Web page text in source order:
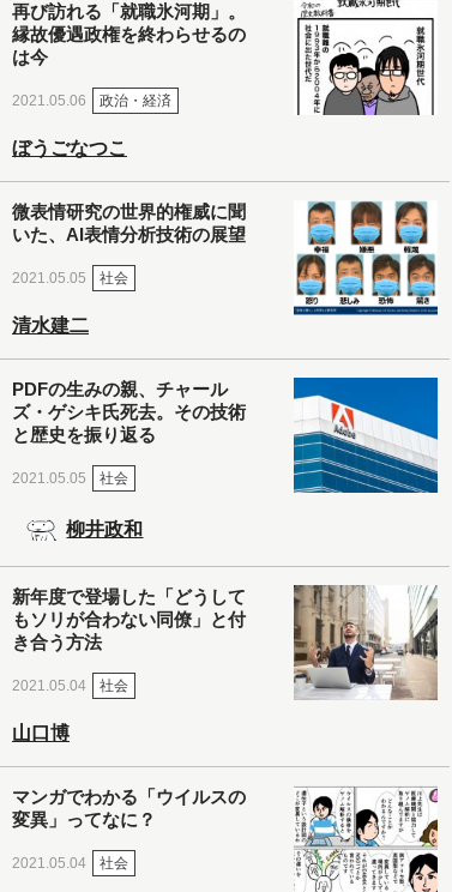
再び訪れる「就職氷河期」。
縁故優遇政権を終わらせるの
は今
2021.05.06 政治・経済
ぼうごなつこ
微表情研究の世界的権威に聞
いた、AI表情分析技術の展望
2021.05.05 社会
清水建二
PDFの生みの親、チャール
ズ・ゲシキ氏死去。その技術
と歴史を振り返る
2021.05.05 社会
柳井政和
新年度で登場した「どうして
もソリが合わない同僚」と付
き合う方法
2021.05.04 社会
山口博
マンガでわかる「ウイルスの
変異」ってなに？
2021.05.04 社会